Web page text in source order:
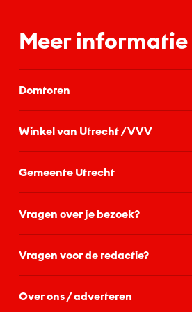
Meer informatie
Domtoren
Winkel van Utrecht / VVV
Gemeente Utrecht
Vragen over je bezoek?
Vragen voor de redactie?
Over ons / adverteren